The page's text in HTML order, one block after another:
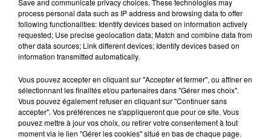
Éclipse solaire : découvrez les
meilleurs spots d'observation
du...
7 août 2026
À LA UNE : professeur
condamné, repreneurs pour
Duralex et la...
process personal data such as IP address and browsing data to offer
following functionalities: Identify devices based on information actively
requested; Use precise geolocation data; Match and combine data from
other data sources; Link different devices; Identify devices based on
information transmitted automatically.
Vous pouvez accepter en cliquant sur "Accepter et fermer", ou affiner en
sélectionnant les finalités et/ou partenaires dans "Gérer mes choix".
Vous pouvez également refuser en cliquant sur "Continuer sans
accepter". Vos préférences ne s'appliqueront que pour ce site. Vous
pouvez mettre à jour vos choix, ou retirer votre consentement à tout
moment via le lien "Gérer les cookies" situé en bas de chaque page.